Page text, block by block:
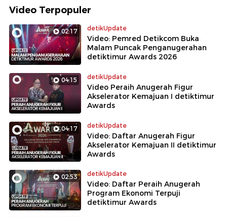
Video Terpopuler
02:17 detikUpdate
Video: Pemred Detikcom Buka
Malam Puncak Penganugerahan
detiktimur Awards 2026
04:15 detikUpdate
Video Peraih Anugerah Figur
Akselerator Kemajuan I detiktimur
Awards
04:17 detikUpdate
Video: Daftar Anugerah Figur
Akselerator Kemajuan II detiktimur
Awards
02:53 detikUpdate
Video: Daftar Peraih Anugerah
Program Ekonomi Terpuji
detiktimur Awards